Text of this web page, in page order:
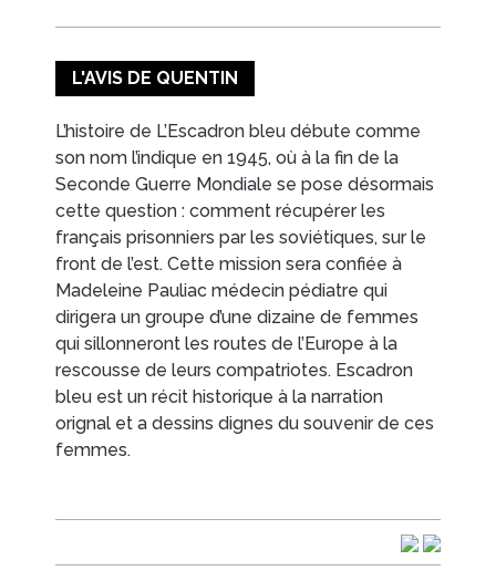
L'AVIS DE QUENTIN
L’histoire de L’Escadron bleu débute comme
son nom l’indique en 1945, où à la fin de la
Seconde Guerre Mondiale se pose désormais
cette question : comment récupérer les
français prisonniers par les soviétiques, sur le
front de l’est. Cette mission sera confiée à
Madeleine Pauliac médecin pédiatre qui
dirigera un groupe d’une dizaine de femmes
qui sillonneront les routes de l’Europe à la
rescousse de leurs compatriotes. Escadron
bleu est un récit historique à la narration
orignal et a dessins dignes du souvenir de ces
femmes.